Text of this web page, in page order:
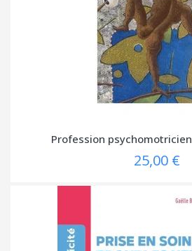
Profession
25,00 €